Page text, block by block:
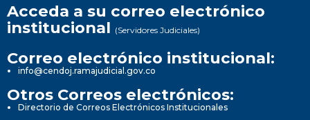
Acceda a su correo electrónico
institucional (Servidores Judiciales)
Correo electrónico institucional:
info@cendoj.ramajudicial.gov.co
Otros Correos electrónicos:
Directorio de Correos Electrónicos Institucionales